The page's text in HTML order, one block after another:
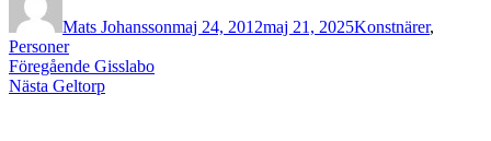
Mats Johanssonmaj 24, 2012maj 21, 2025Konstnärer,
Personer
Inläggsnavigering
Föregående Föregående
inlägg:
Gisslabo
Nästa Nästa
Geltorp